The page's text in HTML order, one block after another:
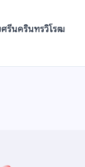
รีนครินทรวิโรฒ